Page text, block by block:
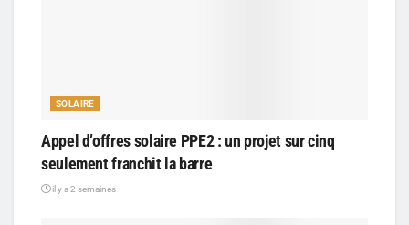
SOLAIRE
Appel d’offres solaire PPE2 : un projet sur cinq
seulement franchit la barre
il y a 2 semaines